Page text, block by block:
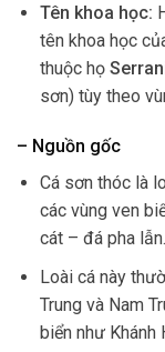
Tên khoa học:
tên khoa học
thuộc họ
sơn) tùy theo
– Nguồn gốc
Cá sơn thóc là
các vùng ven
cát – đá pha lẫn.
Loài cá này
Trung và Nam
biển như Khánh